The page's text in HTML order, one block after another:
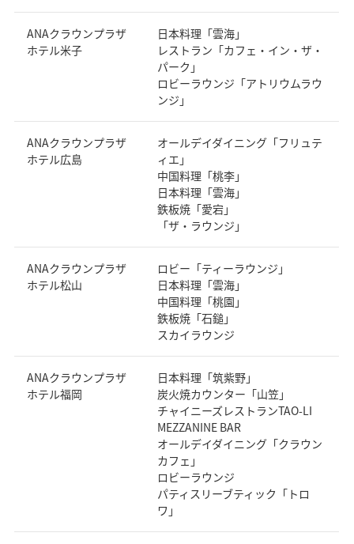
ANAクラウンプラザ
ホテル米子
日本料理「雲海」
レストラン「カフェ・イン・ザ・
パーク」
ロビーラウンジ「アトリウムラウ
ンジ」
ANAクラウンプラザ
ホテル広島
オールデイダイニング「フリュテ
ィエ」
中国料理「桃李」
日本料理「雲海」
鉄板焼「愛宕」
「ザ・ラウンジ」
ANAクラウンプラザ
ホテル松山
ロビー「ティーラウンジ」
日本料理「雲海」
中国料理「桃園」
鉄板焼「石鎚」
スカイラウンジ
ANAクラウンプラザ
ホテル福岡
日本料理「筑紫野」
炭火焼カウンター「山笠」
チャイニーズレストランTAO-LI
MEZZANINE BAR
オールデイダイニング「クラウン
カフェ」
ロビーラウンジ
パティスリーブティック「トロ
ワ」